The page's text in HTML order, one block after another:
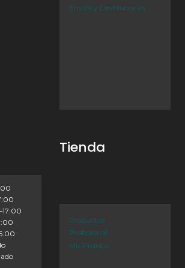
Envíos y Devoluciones
Tienda
Productos
Profesional
Mis Pedidos